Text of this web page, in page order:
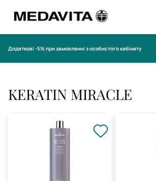
Додаткові -5% при замовленні з особистого кабінету
KERATIN MIRACLE